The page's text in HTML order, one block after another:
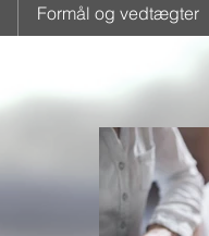
Formål og vedtægter